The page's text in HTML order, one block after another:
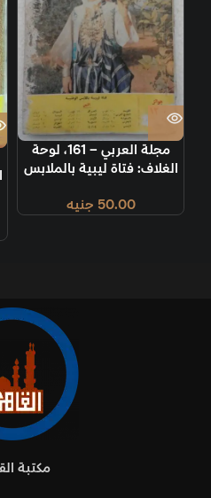
مجلة العربي – 161، لوحة
الغلاف: فتاة ليبية بالملابس
50.00 جنيه
مكتبة